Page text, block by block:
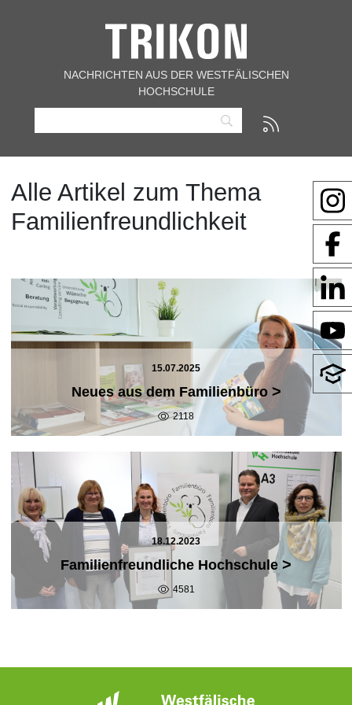
NACHRICHTEN AUS DER WESTFÄLISCHEN
HOCHSCHULE
Alle Artikel zum Thema
Familienfreundlichkeit
15.07.2025
Neues aus dem Familienbüro >
2118
18.12.2023
Familienfreundliche Hochschule >
4581